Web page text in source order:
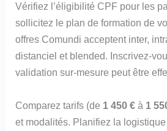
Vérifiez l’éligibilité CPF pour les
sollicitez le plan de formation de
offres Comundi acceptent inter,
distanciel et blended. Inscrivez-
validation sur-mesure peut être
Comparez tarifs (de 1 450 € à 1
et modalités. Planifiez la logistique